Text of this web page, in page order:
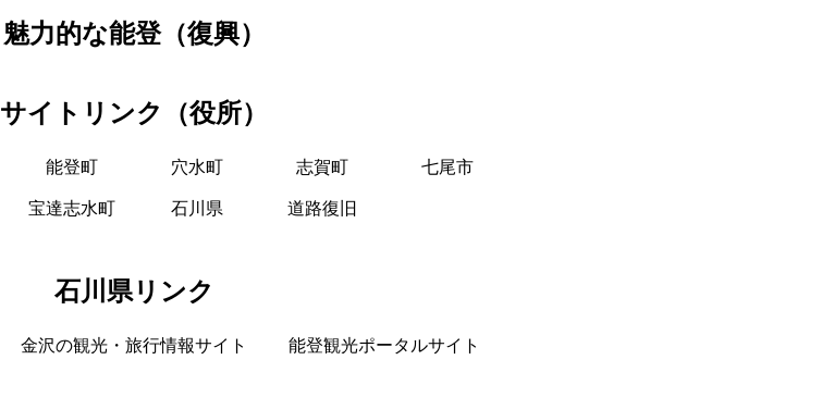
魅力的な能登（復興）
サイトリンク（役所）
能登町 穴水町 志賀町 七尾市
宝達志水町 石川県 道路復旧
石川県リンク
金沢の観光・旅行情報サイト 能登観光ポータルサイト